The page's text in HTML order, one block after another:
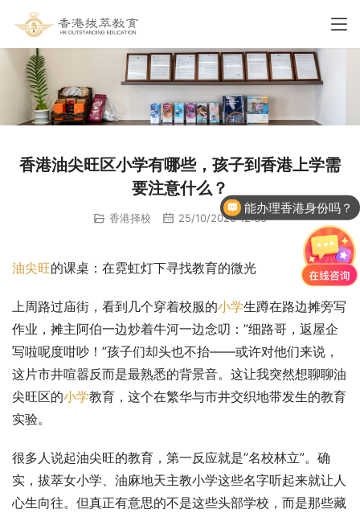
香港油尖旺区小学有哪些，孩子到香港上学需
要注意什么？
香港择校 25/10/2025 12:30
油尖旺的课桌：在霓虹灯下寻找教育的微光
上周路过庙街，看到几个穿着校服的小学生蹲在路边摊旁写
作业，摊主阿伯一边炒着牛河一边念叨：”细路哥，返屋企
写啦呢度咁吵！”孩子们却头也不抬——或许对他们来说，
这片市井喧嚣反而是最熟悉的背景音。这让我突然想聊聊油
尖旺区的小学教育，这个在繁华与市井交织地带发生的教育
实验。
很多人说起油尖旺的教育，第一反应就是”名校林立”。确
实，拔萃女小学、油麻地天主教小学这些名字听起来就让人
心生向往。但真正有意思的不是这些头部学校，而是那些藏
能办理香港身份吗？